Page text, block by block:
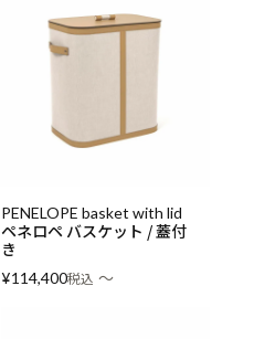
PENELOPE basket with lid
ペネロペ バスケット / 蓋付
き
¥114,400税込 〜